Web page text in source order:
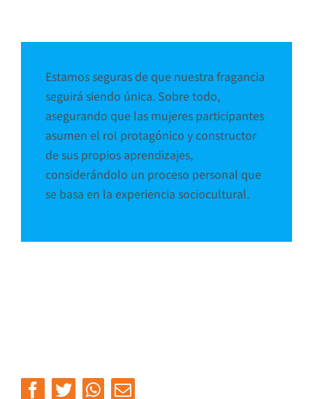
Estamos seguras de que nuestra fragancia
seguirá siendo única. Sobre todo,
asegurando que las mujeres participantes
asumen el rol protagónico y constructor
de sus propios aprendizajes,
considerándolo un proceso personal que
se basa en la experiencia sociocultural.
Facebook
TwitterWhatsapp
Email